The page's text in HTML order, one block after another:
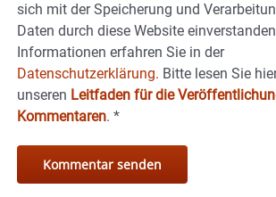
sich mit der Speicherung und
Daten durch diese Website
Informationen erfahren Sie in der
Datenschutzerklärung. Bitte lesen Sie
unseren Leitfaden für die
Kommentaren. *